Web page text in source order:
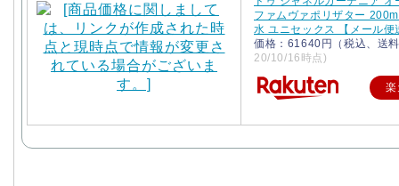
ファムヴァポリザター
水 ユニセックス 【メール便
価格：61640円（税込、送
20/10/16時点)